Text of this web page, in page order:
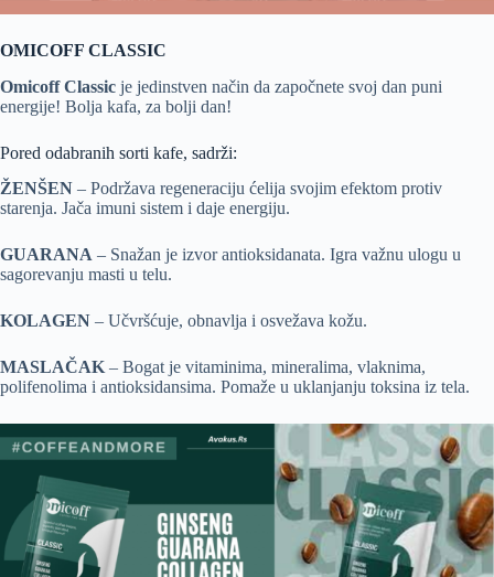
OMICOFF CLASSIC
Omicoff Classic je jedinstven način da započnete svoj dan puni
energije! Bolja kafa, za bolji dan!
Pored odabranih sorti kafe, sadrži:
ŽENŠEN – Podržava regeneraciju ćelija svojim efektom protiv
starenja. Jača imuni sistem i daje energiju.
GUARANA – Snažan je izvor antioksidanata. Igra važnu ulogu u
sagorevanju masti u telu.
KOLAGEN – Učvršćuje, obnavlja i osvežava kožu.
MASLAČAK – Bogat je vitaminima, mineralima, vlaknima,
polifenolima i antioksidansima. Pomaže u uklanjanju toksina iz tela.